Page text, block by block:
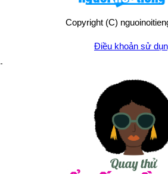
Copyright (C)
Điều khoản sử
Chính sách quyền